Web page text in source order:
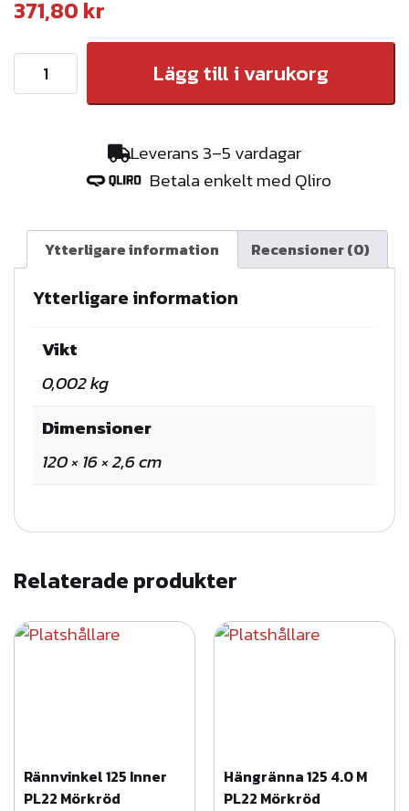
371,80 kr
N
1
ä
g
Lägg till i varukorg
Leverans 3–5 vardagar
Betala enkelt med Qliro
Ytterligare information Recensioner (0)
Ytterligare information
Vikt
0,002 kg
Dimensioner
120 × 16 × 2,6 cm
Relaterade produkter
Rännvinkel 125 Inner
PL22 Mörkröd
Hängränna 125 4.0 M
PL22 Mörkröd